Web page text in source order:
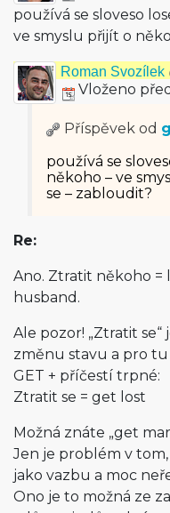
používá se sloveso
ve smyslu přijít o
Roman Svozílek
Vloženo
Příspěvek od
používá se
někoho – ve
se – zabloudit?
Re:
Ano. Ztratit někoho =
husband.
Ale pozor! „Ztratit se“
změnu stavu a pro tu
GET + příčestí trpné:
Ztratit se = get lost
Možná znáte „get
Jen je problém v
jako vazbu a moc
Ono je to možná ze